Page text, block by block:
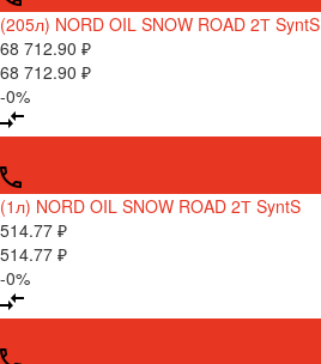
(205л) NORD OIL SNOW ROAD 2Т SyntS
68 712.90 ₽
68 712.90 ₽
-0%
(1л) NORD OIL SNOW ROAD 2Т SyntS
514.77 ₽
514.77 ₽
-0%